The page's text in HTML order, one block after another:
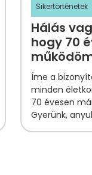
Sikertörténetek
Hálás
hogy 70
története
Íme a
minden
70 évesen
Gyerünk,